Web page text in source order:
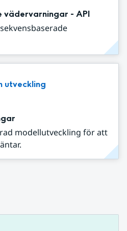
vädervarningar - API
utveckling
modellutveckling för att